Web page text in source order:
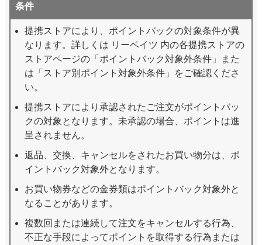
条件
提携ストアにより、ポイントバックの対象条件が異
なります。詳しくは リーベイツ 内の各提携ストアの
ストアページの「ポイントバック対象外条件」また
は「ストア別ポイント対象外条件」をご確認くださ
い。
提携ストアにより承認されたご注文がポイントバッ
クの対象となります。未承認の場合、ポイントは進
呈されません。
返品、交換、キャンセルをされたお買い物分は、ポ
イントバック対象外となります。
お買い物券などの金券類はポイントバック対象外と
なることがあります。
複数回または連続して注文をキャンセルする行為、
不正な手段によってポイントを取得する行為または